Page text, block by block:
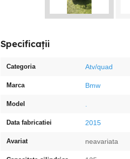
Specificații
Categoria Atv/quad
Marca Bmw
Model
Data fabricatiei 2015
Avariat neavariata